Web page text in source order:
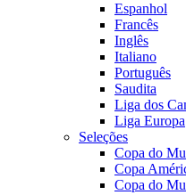
Espanhol
Francês
Inglês
Italiano
Português
Saudita
Liga dos
Liga Europa
Seleções
Copa do
Copa
Copa do